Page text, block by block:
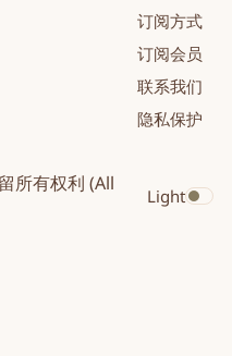
订阅方式
订阅会员
联系我们
隐私保护
所有权利 (All
Toggle
Light